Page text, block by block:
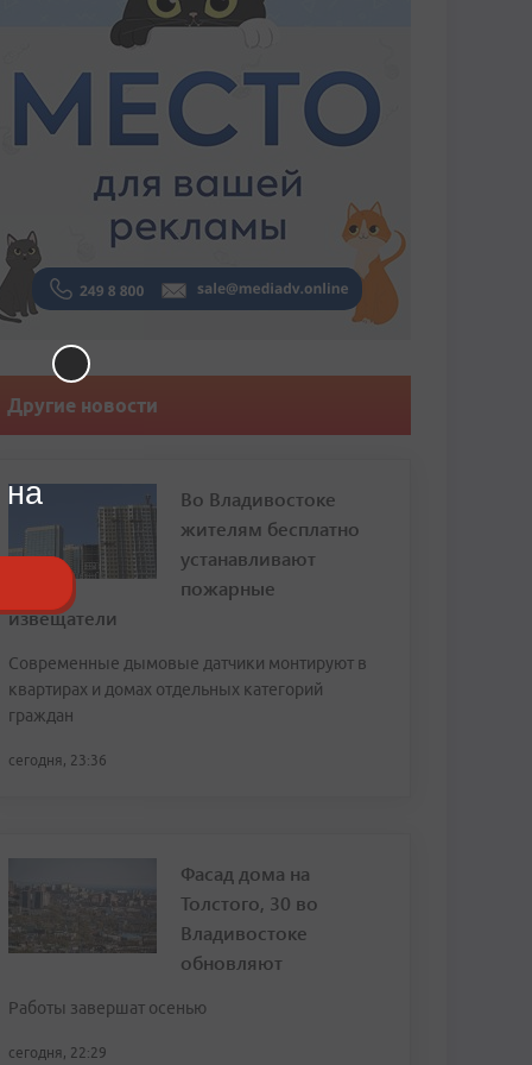
Другие новости
Во Владивостоке
жителям бесплатно
устанавливают
пожарные
извещатели
Современные дымовые датчики монтируют в
квартирах и домах отдельных категорий
граждан
сегодня, 23:36
Фасад дома на
Толстого, 30 во
Владивостоке
обновляют
Работы завершат осенью
сегодня, 22:29